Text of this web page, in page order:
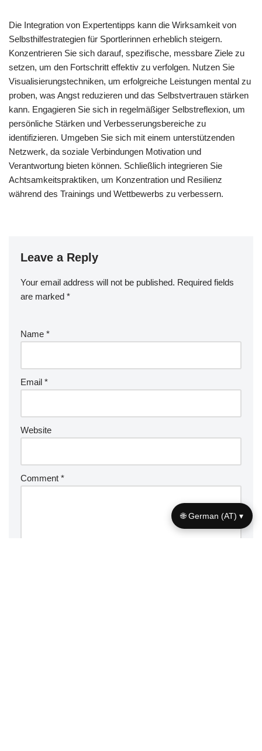
Die Integration von Expertentipps kann die Wirksamkeit von
Selbsthilfestrategien für Sportlerinnen erheblich steigern.
Konzentrieren Sie sich darauf, spezifische, messbare Ziele zu
setzen, um den Fortschritt effektiv zu verfolgen. Nutzen Sie
Visualisierungstechniken, um erfolgreiche Leistungen mental zu
proben, was Angst reduzieren und das Selbstvertrauen stärken
kann. Engagieren Sie sich in regelmäßiger Selbstreflexion, um
persönliche Stärken und Verbesserungsbereiche zu
identifizieren. Umgeben Sie sich mit einem unterstützenden
Netzwerk, da soziale Verbindungen Motivation und
Verantwortung bieten können. Schließlich integrieren Sie
Achtsamkeitspraktiken, um Konzentration und Resilienz
während des Trainings und Wettbewerbs zu verbessern.
Leave a Reply
Your email address will not be published. Required fields
are marked *
Name *
Email *
Website
Comment *
🌐 German (AT) ▾